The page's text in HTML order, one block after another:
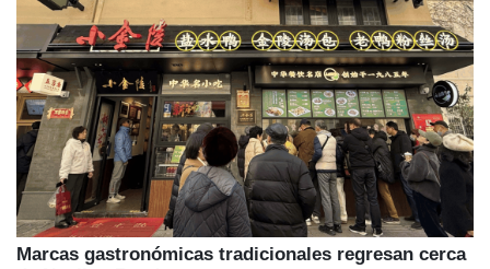
Marcas gastronómicas tradicionales regresan cerca